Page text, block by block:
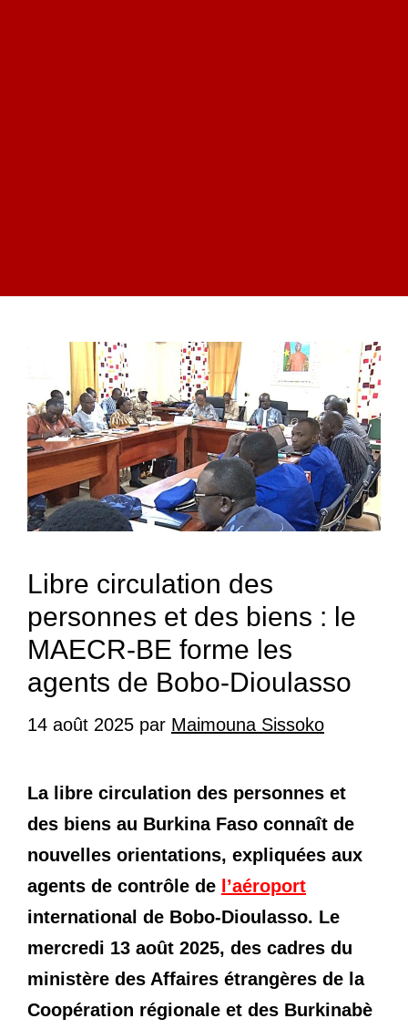
Libre circulation des
personnes et des biens : le
MAECR-BE forme les
agents de Bobo-Dioulasso
14 août 2025 par Maimouna Sissoko
La libre circulation des personnes et
des biens au Burkina Faso connaît de
nouvelles orientations, expliquées aux
agents de contrôle de l’aéroport
international de Bobo-Dioulasso. Le
mercredi 13 août 2025, des cadres du
ministère des Affaires étrangères de la
Coopération régionale et des Burkinabè